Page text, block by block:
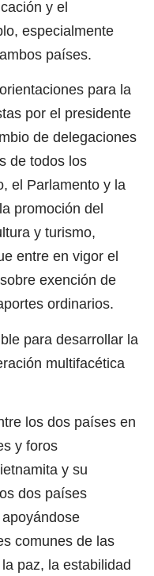
y el
especialmente
países.
para la
por el presidente
de delegaciones
de todos los
el Parlamento y la
promoción del
y turismo,
entre en vigor el
exención de
ordinarios.
para desarrollar la
multifacética
los dos países en
y foros
y su
dos países
comunes de las
paz, la estabilidad